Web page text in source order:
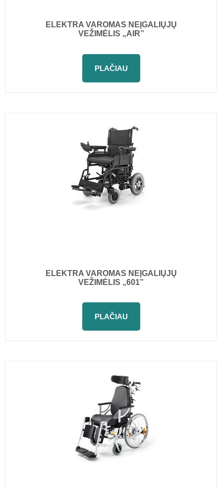
ELEKTRA VAROMAS NEĮGALIŲJŲ
VEŽIMĖLIS „AIR”
PLAČIAU
ELEKTRA VAROMAS NEĮGALIŲJŲ
VEŽIMĖLIS „601”
PLAČIAU